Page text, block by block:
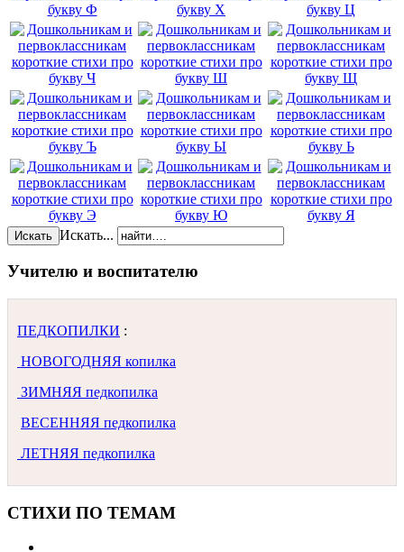
Искать Искать...
Учителю и воспитателю
ПЕДКОПИЛКИ :
НОВОГОДНЯЯ копилка
ЗИМНЯЯ педкопилка
ВЕСЕННЯЯ педкопилка
ЛЕТНЯЯ педкопилка
СТИХИ ПО ТЕМАМ